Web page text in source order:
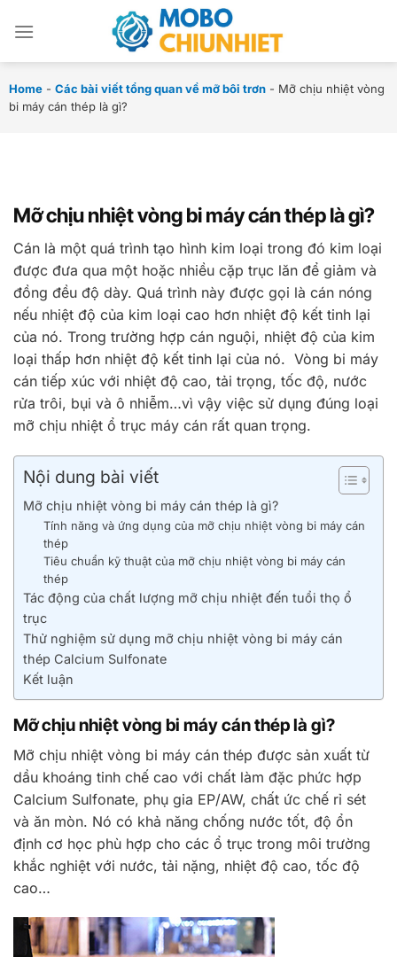
đến
Home - Các bài viết tổng quan về mỡ bôi trơn - Mỡ chịu nhiệt vòng
bi máy cán thép là gì?
Mỡ chịu nhiệt vòng bi máy cán thép là gì?
Cán là một quá trình tạo hình kim loại trong đó kim loại
được đưa qua một hoặc nhiều cặp trục lăn để giảm và
đồng đều độ dày. Quá trình này được gọi là cán nóng
nếu nhiệt độ của kim loại cao hơn nhiệt độ kết tinh lại
của nó. Trong trường hợp cán nguội, nhiệt độ của kim
loại thấp hơn nhiệt độ kết tinh lại của nó. Vòng bi máy
cán tiếp xúc với nhiệt độ cao, tải trọng, tốc độ, nước
rửa trôi, bụi và ô nhiễm…vì vậy việc sử dụng đúng loại
mỡ chịu nhiệt ổ trục máy cán rất quan trọng.
Nội dung bài viết
Mỡ chịu nhiệt vòng bi máy cán thép là gì?
Tính năng và ứng dụng của mỡ chịu nhiệt vòng bi máy cán
thép
Tiêu chuẩn kỹ thuật của mỡ chịu nhiệt vòng bi máy cán
thép
Tác động của chất lượng mỡ chịu nhiệt đến tuổi thọ ổ
trục
Thử nghiệm sử dụng mỡ chịu nhiệt vòng bi máy cán
thép Calcium Sulfonate
Kết luận
Mỡ chịu nhiệt vòng bi máy cán thép là gì?
Mỡ chịu nhiệt vòng bi máy cán thép được sản xuất từ ​​
dầu khoáng tinh chế cao với chất làm đặc phức hợp
Calcium Sulfonate, phụ gia EP/AW, chất ức chế rỉ sét
và ăn mòn. Nó có khả năng chống nước tốt, độ ổn
định cơ học phù hợp cho các ổ trục trong môi trường
khắc nghiệt với nước, tải nặng, nhiệt độ cao, tốc độ
cao…